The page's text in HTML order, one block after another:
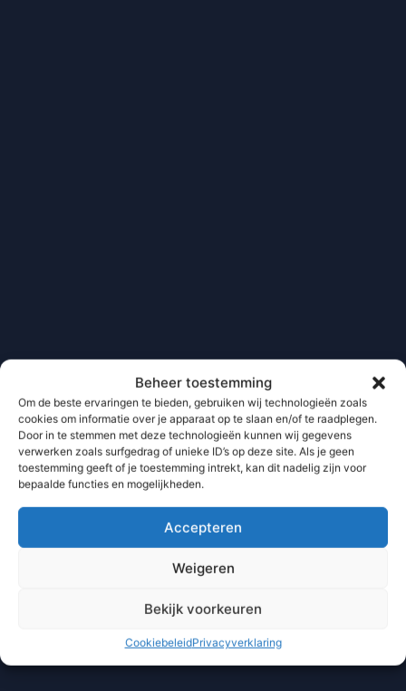
Beheer toestemming
Om de beste ervaringen te bieden, gebruiken wij technologieën zoals
cookies om informatie over je apparaat op te slaan en/of te raadplegen.
Door in te stemmen met deze technologieën kunnen wij gegevens
verwerken zoals surfgedrag of unieke ID’s op deze site. Als je geen
toestemming geeft of je toestemming intrekt, kan dit nadelig zijn voor
bepaalde functies en mogelijkheden.
Accepteren
Weigeren
Bekijk voorkeuren
CookiebeleidPrivacyverklaring